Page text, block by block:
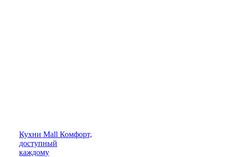
Кухни Mall Комфорт,
доступный
каждому